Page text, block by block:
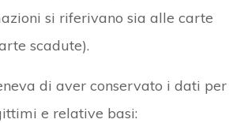
si riferivano sia alle carte
scadute).
di aver conservato i dati per
e relative basi: